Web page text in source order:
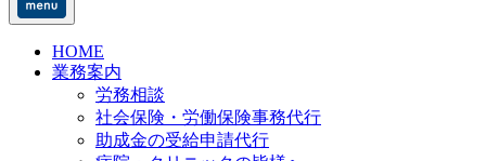
HOME
業務案内
労務相談
社会保険・労働保険事務代行
助成金の受給申請代行